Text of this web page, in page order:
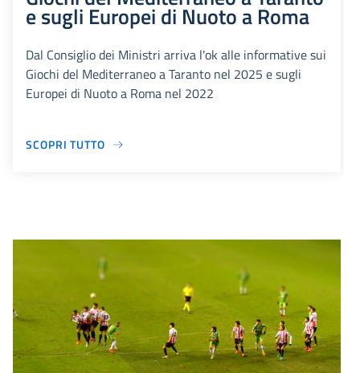
e sugli Europei di Nuoto a Roma
Dal Consiglio dei Ministri arriva l'ok alle informative sui
Giochi del Mediterraneo a Taranto nel 2025 e sugli
Europei di Nuoto a Roma nel 2022
SCOPRI TUTTO